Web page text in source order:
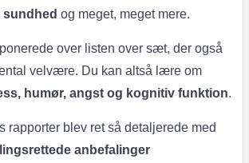
sundhedog meget, meget mere.
over listen over sæt, der også
velvære. Du kan altså lære om
humør, angst og kognitiv funktion.
rapporter blev ret så detaljerede med
anbefalinger